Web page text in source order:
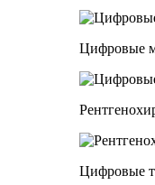
Цифровые
Цифровые